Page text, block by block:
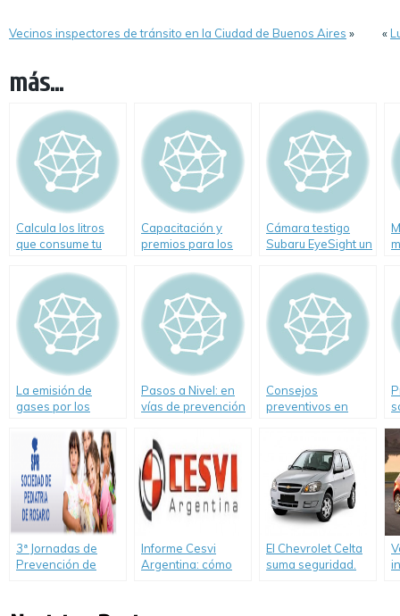
Vecinos inspectores de tránsito en la Ciudad de Buenos Aires » «
más...
Calcula los litros
que consume tu
km recorridos
Capacitación y
premios para los
del 2010
Cámara testigo
Subaru EyeSight un
Seguridad Vial
La emisión de
gases por los
afectan la salud
Pasos a Nivel: en
vías de prevención
Consejos
preventivos en
para conductores y
peatones
3ª Jornadas de
Prevención de
es accidente»
Informe Cesvi
Argentina: cómo
El Chevrolet Celta
suma seguridad.